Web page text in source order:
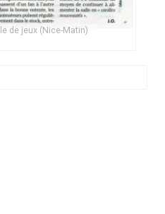
de jeux (Nice-Matin)